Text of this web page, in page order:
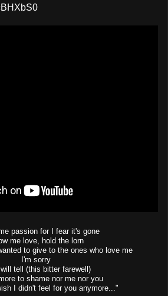
passion for I fear it's gone
me love, hold the lorn
to give to the ones who love me
I'm sorry
tell (this bitter farewell)
to shame nor me nor you
I didn't feel for you anymore..."